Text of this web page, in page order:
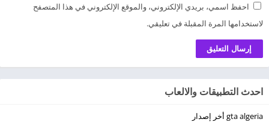
احفظ اسمي، بريدي الإلكتروني، والموقع الإلكتروني في هذا المتصفح
لاستخدامها المرة المقبلة في تعليقي.
احدث التطبيقات والالعاب
gta algeria أخر إصدار